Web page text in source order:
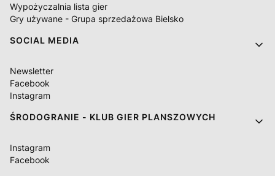
Wypożyczalnia lista gier
Gry używane - Grupa sprzedażowa Bielsko
SOCIAL MEDIA
Newsletter
Facebook
Instagram
ŚRODOGRANIE - KLUB GIER PLANSZOWYCH
Instagram
Facebook